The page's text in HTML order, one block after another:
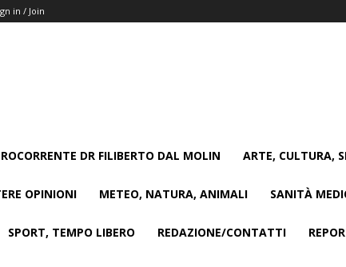
in / Join
DR FILIBERTO DAL MOLIN ARTE, CULTURA,
OPINIONI METEO, NATURA, ANIMALI SANITÀ
SPORT, TEMPO LIBERO REDAZIONE/CONTATTI